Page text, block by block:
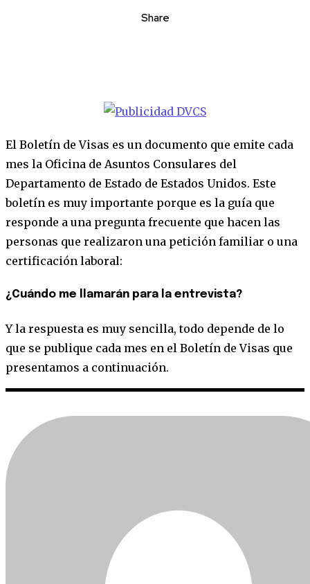
Share
El Boletín de Visas es un documento que emite cada
mes la Oficina de Asuntos Consulares del
Departamento de Estado de Estados Unidos. Este
boletín es muy importante porque es la guía que
responde a una pregunta frecuente que hacen las
personas que realizaron una petición familiar o una
certificación laboral:
¿Cuándo me llamarán para la entrevista?
Y la respuesta es muy sencilla, todo depende de lo
que se publique cada mes en el Boletín de Visas que
presentamos a continuación.